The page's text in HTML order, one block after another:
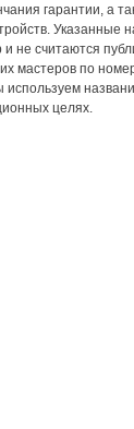
гарантии, а
Указанные
и не считаются
мастеров по
целях.